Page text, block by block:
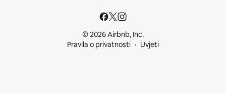
© 2026 Airbnb, Inc.
Pravila o privatnosti
Uvjeti